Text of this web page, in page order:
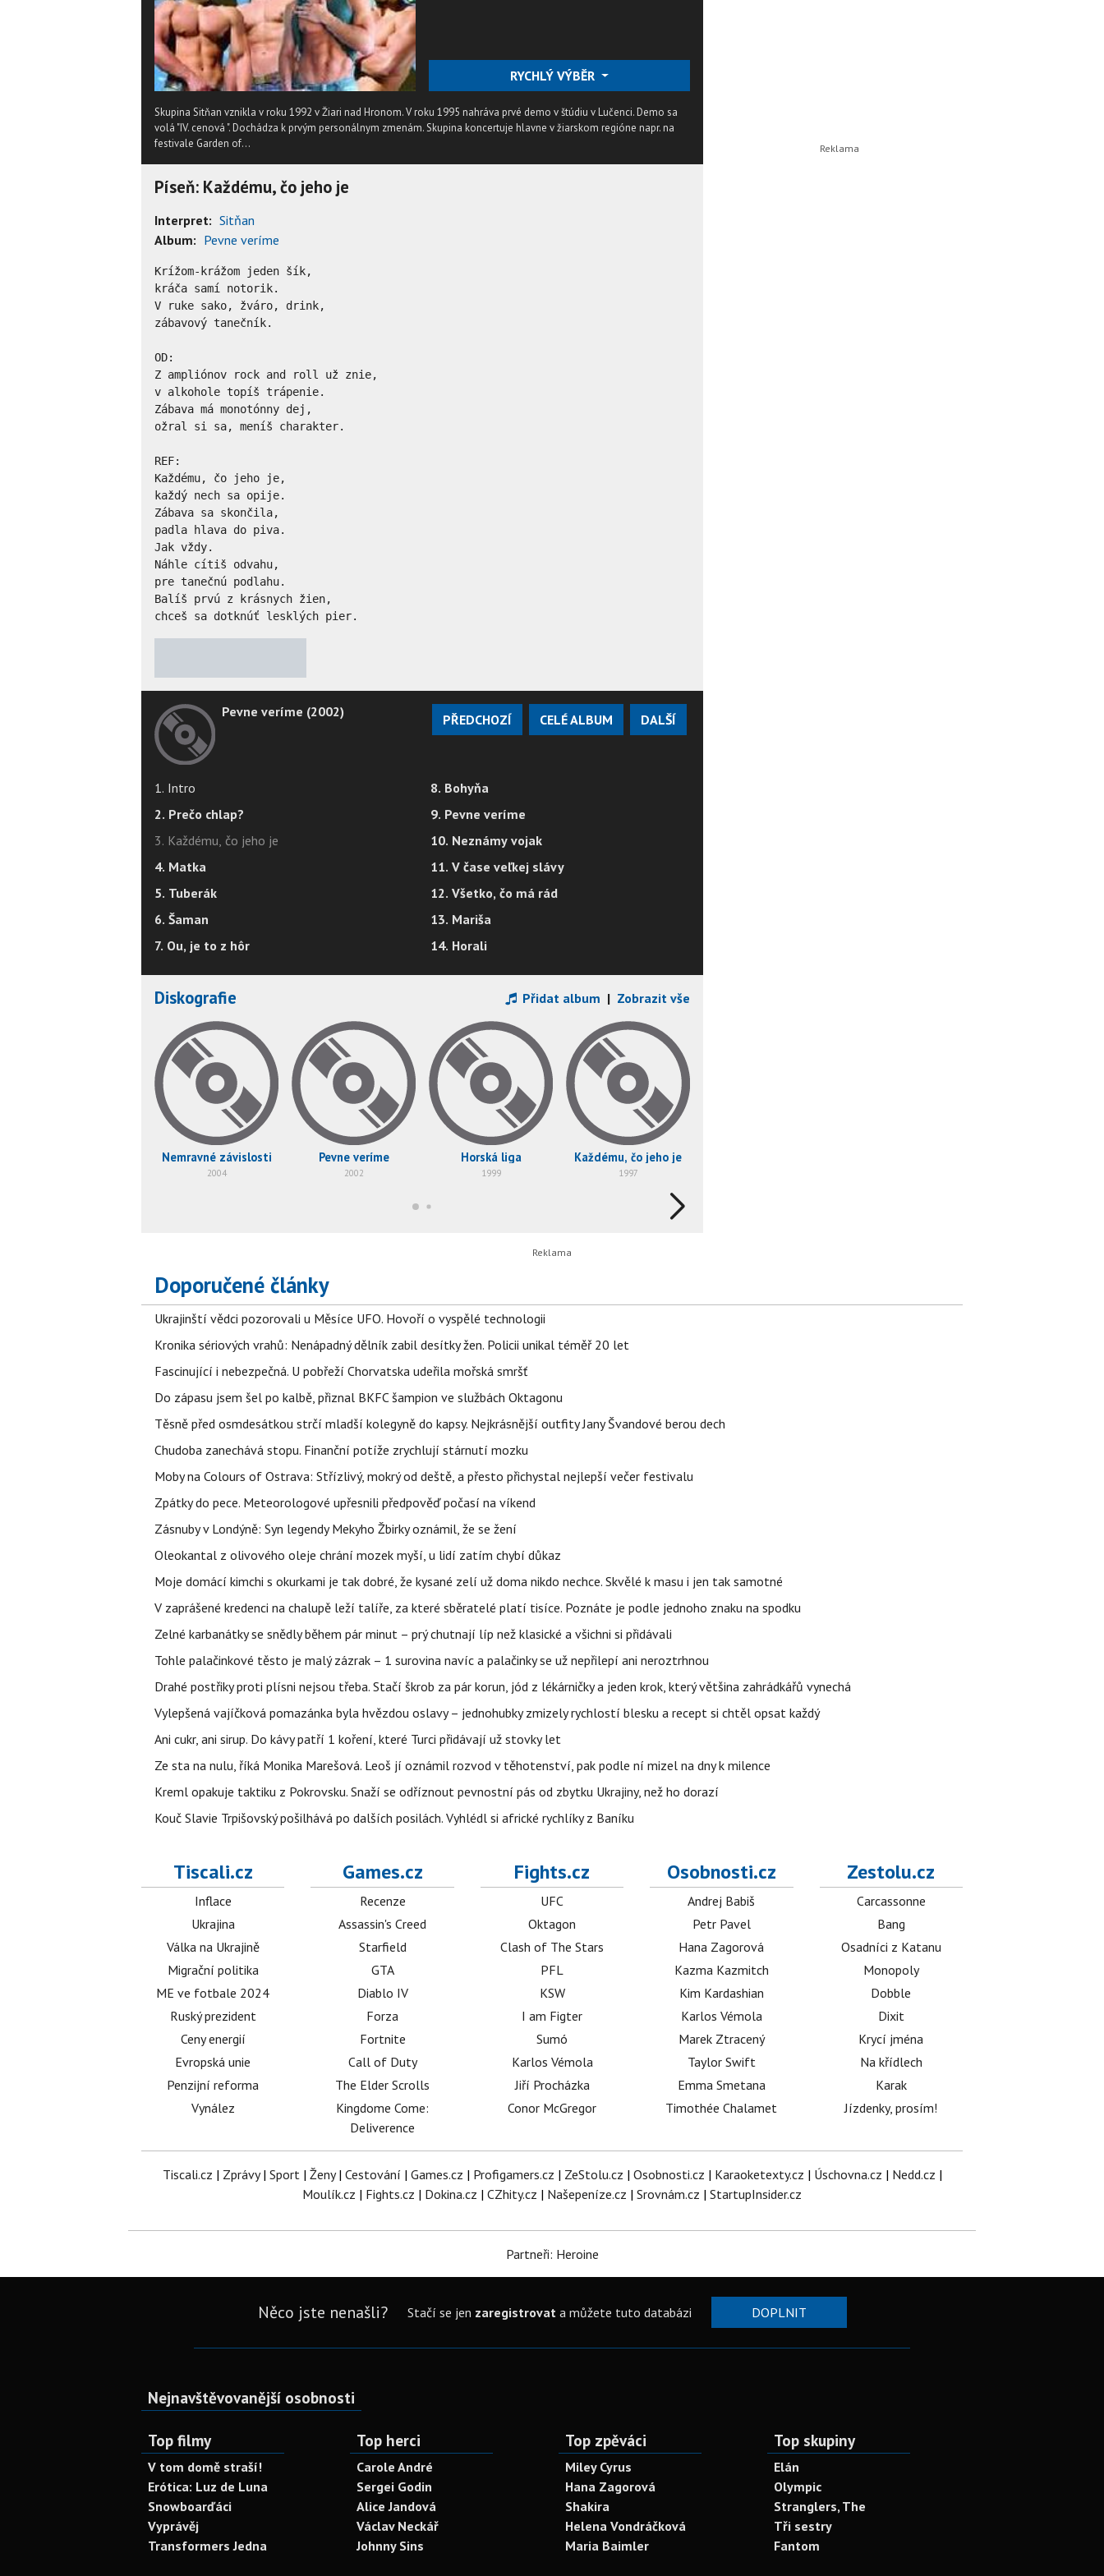
RYCHLÝ VÝBĚR
Skupina Sitňan vznikla v roku 1992 v Žiari nad Hronom. V roku 1995 nahráva prvé demo v štúdiu v Lučenci. Demo sa
volá "IV. cenová ". Dochádza k prvým personálnym zmenám. Skupina koncertuje hlavne v žiarskom regióne napr. na
festivale Garden of...
Píseň: Každému, čo jeho je
Interpret: Sitňan
Album: Pevne veríme
Krížom-krážom jeden šík,
kráča samí notorik.
V ruke sako, žváro, drink,
zábavový tanečník.
OD:
Z ampliónov rock and roll už znie,
v alkohole topíš trápenie.
Zábava má monotónny dej,
ožral si sa, meníš charakter.
REF:
Každému, čo jeho je,
každý nech sa opije.
Zábava sa skončila,
padla hlava do piva.
Jak vždy.
Náhle cítiš odvahu,
pre tanečnú podlahu.
Balíš prvú z krásnych žien,
chceš sa dotknúť lesklých pier.
Pevne veríme (2002) PŘEDCHOZÍ CELÉ ALBUM DALŠÍ
1. Intro
2. Prečo chlap?
3. Každému, čo jeho je
4. Matka
5. Tuberák
6. Šaman
7. Ou, je to z hôr
8. Bohyňa
9. Pevne veríme
10. Neznámy vojak
11. V čase veľkej slávy
12. Všetko, čo má rád
13. Mariša
14. Horali
Diskografie Přidat album | Zobrazit vše
Nemravné závislosti
2004
Pevne veríme
2002
Horská liga
1999
Každému, čo jeho je
1997
Doporučené články
Ukrajinští vědci pozorovali u Měsíce UFO. Hovoří o vyspělé technologii
Kronika sériových vrahů: Nenápadný dělník zabil desítky žen. Policii unikal téměř 20 let
Fascinující i nebezpečná. U pobřeží Chorvatska udeřila mořská smršť
Do zápasu jsem šel po kalbě, přiznal BKFC šampion ve službách Oktagonu
Těsně před osmdesátkou strčí mladší kolegyně do kapsy. Nejkrásnější outfity Jany Švandové berou dech
Chudoba zanechává stopu. Finanční potíže zrychlují stárnutí mozku
Moby na Colours of Ostrava: Střízlivý, mokrý od deště, a přesto přichystal nejlepší večer festivalu
Zpátky do pece. Meteorologové upřesnili předpověď počasí na víkend
Zásnuby v Londýně: Syn legendy Mekyho Žbirky oznámil, že se žení
Oleokantal z olivového oleje chrání mozek myší, u lidí zatím chybí důkaz
Moje domácí kimchi s okurkami je tak dobré, že kysané zelí už doma nikdo nechce. Skvělé k masu i jen tak samotné
V zaprášené kredenci na chalupě leží talíře, za které sběratelé platí tisíce. Poznáte je podle jednoho znaku na spodku
Zelné karbanátky se snědly během pár minut – prý chutnají líp než klasické a všichni si přidávali
Tohle palačinkové těsto je malý zázrak – 1 surovina navíc a palačinky se už nepřilepí ani neroztrhnou
Drahé postřiky proti plísni nejsou třeba. Stačí škrob za pár korun, jód z lékárničky a jeden krok, který většina zahrádkářů vynechá
Vylepšená vajíčková pomazánka byla hvězdou oslavy – jednohubky zmizely rychlostí blesku a recept si chtěl opsat každý
Ani cukr, ani sirup. Do kávy patří 1 koření, které Turci přidávají už stovky let
Ze sta na nulu, říká Monika Marešová. Leoš jí oznámil rozvod v těhotenství, pak podle ní mizel na dny k milence
Kreml opakuje taktiku z Pokrovsku. Snaží se odříznout pevnostní pás od zbytku Ukrajiny, než ho dorazí
Kouč Slavie Trpišovský pošilhává po dalších posilách. Vyhlédl si africké rychlíky z Baníku
Tiscali.cz
Inflace
Ukrajina
Válka na Ukrajině
Migrační politika
ME ve fotbale 2024
Ruský prezident
Ceny energií
Evropská unie
Penzijní reforma
Vynález
Games.cz
Recenze
Assassin's Creed
Starfield
GTA
Diablo IV
Forza
Fortnite
Call of Duty
The Elder Scrolls
Kingdome Come:
Deliverence
Fights.cz
UFC
Oktagon
Clash of The Stars
PFL
KSW
I am Figter
Sumó
Karlos Vémola
Jiří Procházka
Conor McGregor
Osobnosti.cz
Andrej Babiš
Petr Pavel
Hana Zagorová
Kazma Kazmitch
Kim Kardashian
Karlos Vémola
Marek Ztracený
Taylor Swift
Emma Smetana
Timothée Chalamet
Zestolu.cz
Carcassonne
Bang
Osadníci z Katanu
Monopoly
Dobble
Dixit
Krycí jména
Na křídlech
Karak
Jízdenky, prosím!
Tiscali.cz | Zprávy| Sport| Ženy| Cestování | Games.cz | Profigamers.cz | ZeStolu.cz | Osobnosti.cz | Karaoketexty.cz | Úschovna.cz | Nedd.cz |
Moulík.cz | Fights.cz | Dokina.cz | CZhity.cz | Našepeníze.cz | Srovnám.cz | StartupInsider.cz
Partneři: Heroine
Něco jste nenašli? Stačí se jen zaregistrovata můžete tuto databázi DOPLNIT
Nejnavštěvovanější osobnosti
Top filmy
V tom domě straší!
Erótica: Luz de Luna
Snowboarďáci
Vyprávěj
Transformers Jedna
Top herci
Carole André
Sergei Godin
Alice Jandová
Václav Neckář
Johnny Sins
Top zpěváci
Miley Cyrus
Hana Zagorová
Shakira
Helena Vondráčková
Maria Baimler
Top skupiny
Elán
Olympic
Stranglers, The
Tři sestry
Fantom